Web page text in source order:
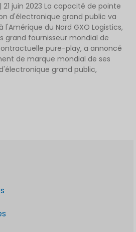
juin 2023 La capacité de pointe
d'électronique grand public va
l'Amérique du Nord GXO Logistics,
grand fournisseur mondial de
pure-play, a annoncé
de marque mondial de ses
grand public,